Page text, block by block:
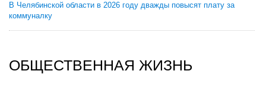
В Челябинской области в 2026 году дважды повысят плату за
коммуналку
ОБЩЕСТВЕННАЯ ЖИЗНЬ